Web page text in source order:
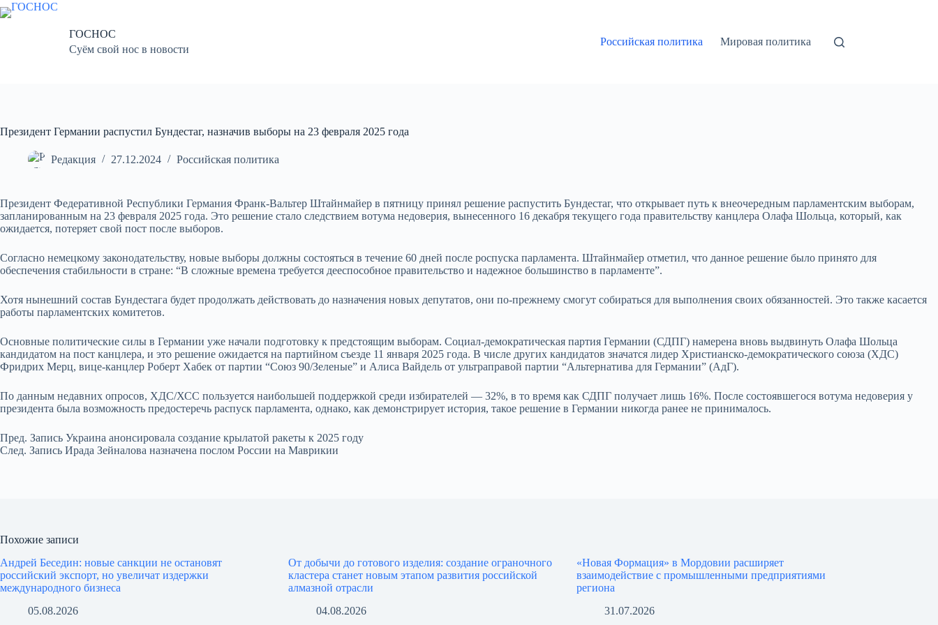
Перейти
к
ГОСНОС
Суём свой нос в новости
Российская политика Мировая политика
Президент Германии распустил Бундестаг, назначив выборы на 23 февраля 2025 года
Редакция 27.12.2024 Российская политика
Президент Федеративной Республики Германия Франк-Вальтер Штайнмайер в пятницу принял решение распустить Бундестаг, что открывает путь к внеочередным парламентским выборам,
запланированным на 23 февраля 2025 года. Это решение стало следствием вотума недоверия, вынесенного 16 декабря текущего года правительству канцлера Олафа Шольца, который, как
ожидается, потеряет свой пост после выборов.
Согласно немецкому законодательству, новые выборы должны состояться в течение 60 дней после роспуска парламента. Штайнмайер отметил, что данное решение было принято для
обеспечения стабильности в стране: “В сложные времена требуется дееспособное правительство и надежное большинство в парламенте”.
Хотя нынешний состав Бундестага будет продолжать действовать до назначения новых депутатов, они по-прежнему смогут собираться для выполнения своих обязанностей. Это также касается
работы парламентских комитетов.
Основные политические силы в Германии уже начали подготовку к предстоящим выборам. Социал-демократическая партия Германии (СДПГ) намерена вновь выдвинуть Олафа Шольца
кандидатом на пост канцлера, и это решение ожидается на партийном съезде 11 января 2025 года. В числе других кандидатов значатся лидер Христианско-демократического союза (ХДС)
Фридрих Мерц, вице-канцлер Роберт Хабек от партии “Союз 90/Зеленые” и Алиса Вайдель от ультраправой партии “Альтернатива для Германии” (АдГ).
По данным недавних опросов, ХДС/ХСС пользуется наибольшей поддержкой среди избирателей — 32%, в то время как СДПГ получает лишь 16%. После состоявшегося вотума недоверия у
президента была возможность предостеречь распуск парламента, однако, как демонстрирует история, такое решение в Германии никогда ранее не принималось.
Пред. Запись Украина анонсировала создание крылатой ракеты к 2025 году
След. Запись Ирада Зейналова назначена послом России на Маврикии
Похожие записи
Андрей Беседин: новые санкции не остановят
российский экспорт, но увеличат издержки
международного бизнеса
05.08.2026
От добычи до готового изделия: создание ограночного
кластера станет новым этапом развития российской
алмазной отрасли
04.08.2026
«Новая Формация» в Мордовии расширяет
взаимодействие с промышленными предприятиями
региона
31.07.2026